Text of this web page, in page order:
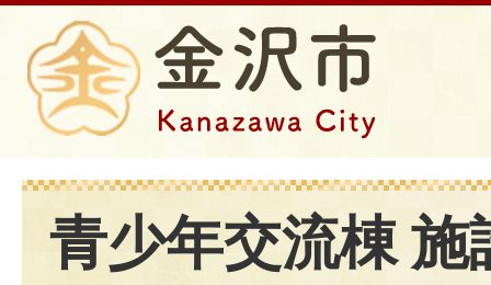
青少年交流棟